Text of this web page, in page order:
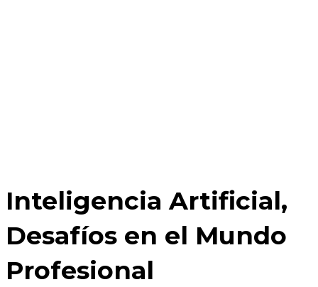
Inteligencia Artificial,
Desafíos en el Mundo
Profesional